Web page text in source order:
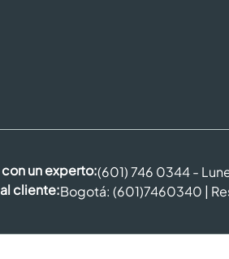
un experto:(601) 746 0344 -
cliente:Bogotá: (601)7460340 |